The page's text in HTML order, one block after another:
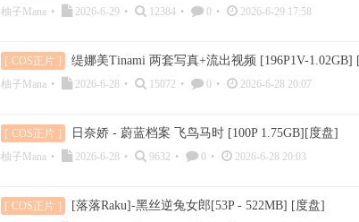
柚子Mana • 2026-6-29 • 12384 • 0 • 2026-6-29 17:58
[ COS正片 ] 缇娜美Tinami 两套写真+流出视频 [196P1V-1.02GB]
柚子Mana • 2026-6-28 • 15072 • 0 • 2026-6-28 20:07
[ COS正片 ] 日奈娇 - 蔚蓝档案 飞鸟马时 [100P 1.75GB][度盘]
柚子Mana • 2026-6-28 • 9632 • 0 • 2026-6-28 20:03
[ COS正片 ] [落落Raku]-黑丝逆兔女郎[53P - 522MB] [度盘]